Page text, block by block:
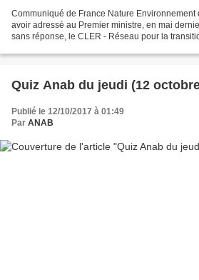
Communiqué de France Nature Environnement
avoir adressé au Premier ministre, en mai
sans réponse, le CLER - Réseau pour la
Quiz Anab du jeudi (12
Publié le 12/10/2017 à 01:49
Par ANAB